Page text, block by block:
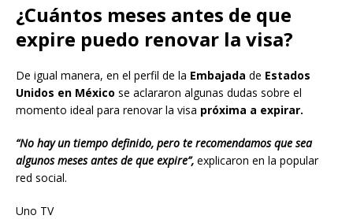
¿Cuántos meses antes de que
expire puedo renovar la visa?
De igual manera, en el perfil de la Embajada de Estados
Unidos en México se aclararon algunas dudas sobre el
momento ideal para renovar la visa próxima a expirar.
“No hay un tiempo definido, pero te recomendamos que sea
algunos meses antes de que expire”, explicaron en la popular
red social.
Uno TV